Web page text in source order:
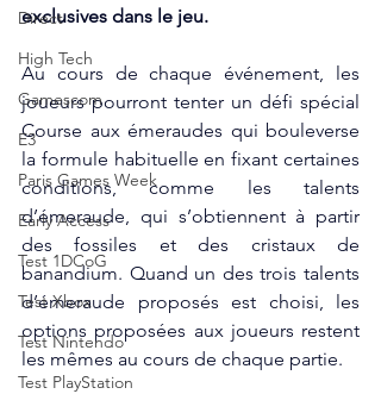
Direct
High Tech
Gamescom
E3
Paris Games Week
Early Access
Test 1DCoG
Test Xbox
Test Nintendo
Test PlayStation
exclusives dans le jeu.
Au cours de chaque événement, les
joueurs pourront tenter un défi spécial
Course aux émeraudes qui bouleverse
la formule habituelle en fixant certaines
conditions, comme les talents
d’émeraude, qui s’obtiennent à partir
des fossiles et des cristaux de
banandium. Quand un des trois talents
d’émeraude proposés est choisi, les
options proposées aux joueurs restent
les mêmes au cours de chaque partie.